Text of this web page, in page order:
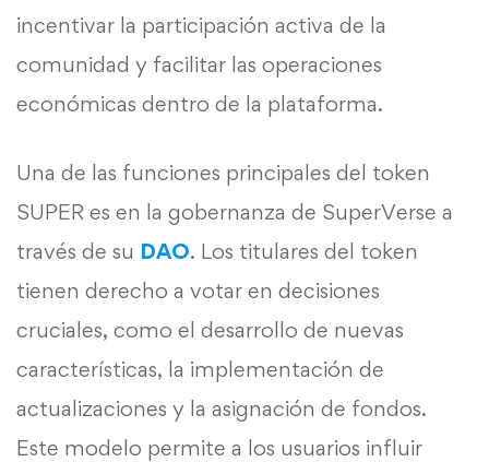
incentivar la participación activa de la
comunidad y facilitar las operaciones
económicas dentro de la plataforma.
Una de las funciones principales del token
SUPER es en la gobernanza de SuperVerse a
través de su DAO. Los titulares del token
tienen derecho a votar en decisiones
cruciales, como el desarrollo de nuevas
características, la implementación de
actualizaciones y la asignación de fondos.
Este modelo permite a los usuarios influir